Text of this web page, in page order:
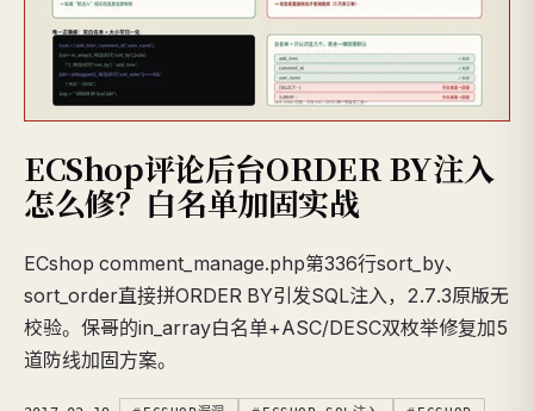
ECShop评论后台ORDER BY注入
怎么修？白名单加固实战
ECshop comment_manage.php第336行sort_by、
sort_order直接拼ORDER BY引发SQL注入，2.7.3原版无
校验。保哥的in_array白名单+ASC/DESC双枚举修复加5
道防线加固方案。